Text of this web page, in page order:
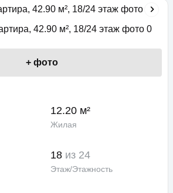
+ фото
12.20 м²
Жилая
18 из 24
Этаж/Этажность